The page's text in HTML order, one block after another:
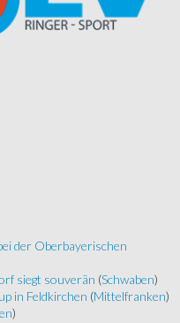
der Oberbayerischen
siegt souverän (Schwaben)
in Feldkirchen (Mittelfranken)
)